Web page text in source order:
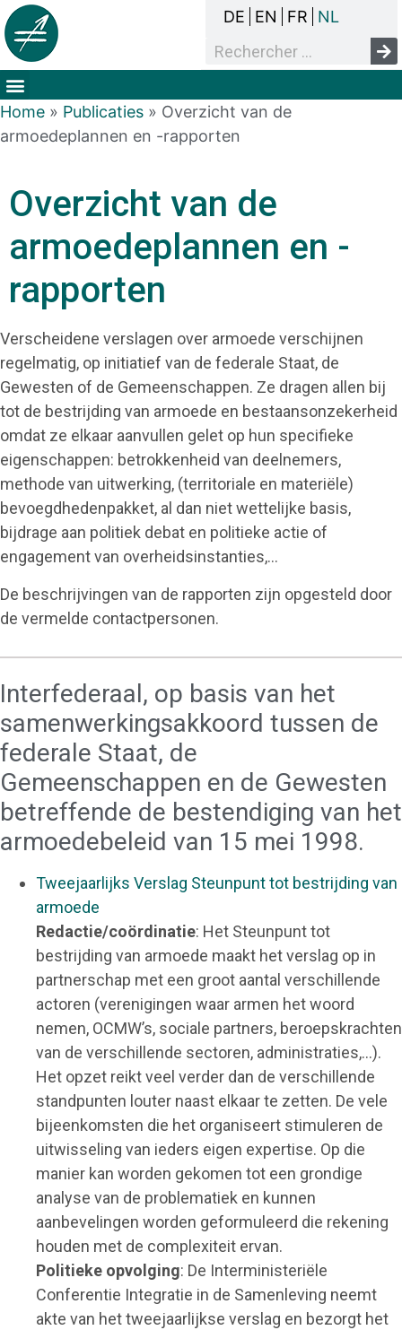
DE EN FR NL
Home » Publicaties » Overzicht van de
armoedeplannen en -rapporten
Overzicht van de
armoedeplannen en -
rapporten
Verscheidene verslagen over armoede verschijnen
regelmatig, op initiatief van de federale Staat, de
Gewesten of de Gemeenschappen. Ze dragen allen bij
tot de bestrijding van armoede en bestaansonzekerheid
omdat ze elkaar aanvullen gelet op hun specifieke
eigenschappen: betrokkenheid van deelnemers,
methode van uitwerking, (territoriale en materiële)
bevoegdhedenpakket, al dan niet wettelijke basis,
bijdrage aan politiek debat en politieke actie of
engagement van overheidsinstanties,…
De beschrijvingen van de rapporten zijn opgesteld door
de vermelde contactpersonen.
Interfederaal, op basis van het
samenwerkingsakkoord tussen de
federale Staat, de
Gemeenschappen en de Gewesten
betreffende de bestendiging van het
armoedebeleid van 15 mei 1998.
Tweejaarlijks Verslag Steunpunt tot bestrijding van
armoede
Redactie/coördinatie: Het Steunpunt tot
bestrijding van armoede maakt het verslag op in
partnerschap met een groot aantal verschillende
actoren (verenigingen waar armen het woord
nemen, OCMW’s, sociale partners, beroepskrachten
van de verschillende sectoren, administraties,…).
Het opzet reikt veel verder dan de verschillende
standpunten louter naast elkaar te zetten. De vele
bijeenkomsten die het organiseert stimuleren de
uitwisseling van ieders eigen expertise. Op die
manier kan worden gekomen tot een grondige
analyse van de problematiek en kunnen
aanbevelingen worden geformuleerd die rekening
houden met de complexiteit ervan.
Politieke opvolging: De Interministeriële
Conferentie Integratie in de Samenleving neemt
akte van het tweejaarlijkse verslag en bezorgt het